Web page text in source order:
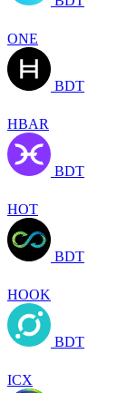
ONE
BDT
HBAR
BDT
HOT
BDT
HOOK
BDT
ICX